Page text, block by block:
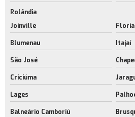
Rolândia
Joinville
Blumenau Itajaí
São José
Criciúma
Lages
Balneário Camboriú